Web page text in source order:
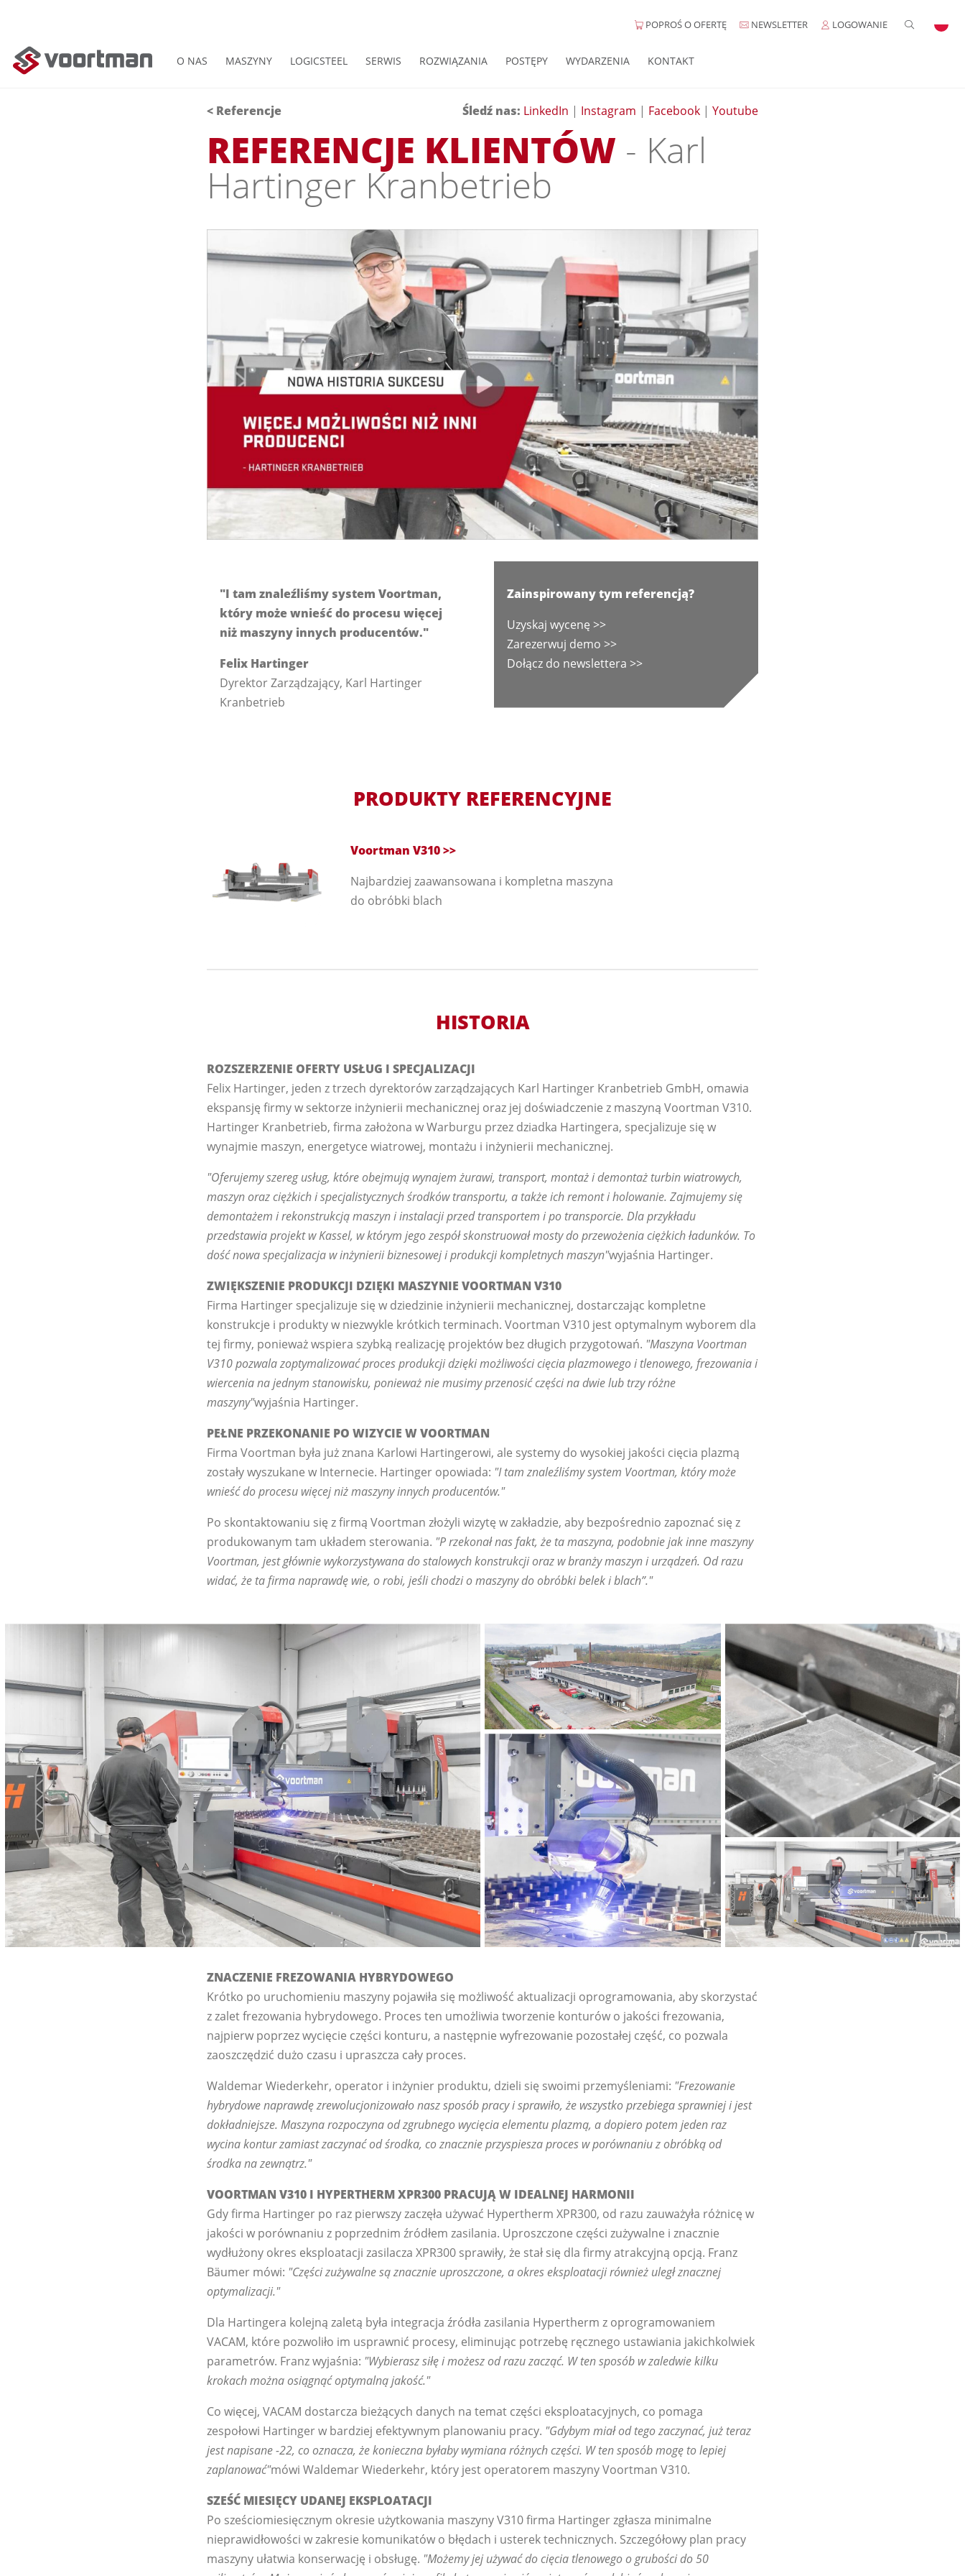
POPROŚ O OFERTĘ NEWSLETTER LOGOWANIE
O NAS MASZYNY LOGICSTEEL SERWIS ROZWIĄZANIA POSTĘPY WYDARZENIA KONTAKT
< Referencje Śledź nas: LinkedIn | Instagram | Facebook | Youtube
REFERENCJE KLIENTÓW - Karl
Hartinger Kranbetrieb
"I tam znaleźliśmy system Voortman,
który może wnieść do procesu więcej
niż maszyny innych producentów."
Felix Hartinger
Dyrektor Zarządzający, Karl Hartinger
Kranbetrieb
Zainspirowany tym referencją?
Uzyskaj wycenę >>
Zarezerwuj demo >>
Dołącz do newslettera >>
PRODUKTY REFERENCYJNE
Voortman V310 >>
Najbardziej zaawansowana i kompletna maszyna
do obróbki blach
HISTORIA
ROZSZERZENIE OFERTY USŁUG I SPECJALIZACJI
Felix Hartinger, jeden z trzech dyrektorów zarządzających Karl Hartinger Kranbetrieb GmbH, omawia
ekspansję firmy w sektorze inżynierii mechanicznej oraz jej doświadczenie z maszyną Voortman V310.
Hartinger Kranbetrieb, firma założona w Warburgu przez dziadka Hartingera, specjalizuje się w
wynajmie maszyn, energetyce wiatrowej, montażu i inżynierii mechanicznej.
"Oferujemy szereg usług, które obejmują wynajem żurawi, transport, montaż i demontaż turbin wiatrowych,
maszyn oraz ciężkich i specjalistycznych środków transportu, a także ich remont i holowanie. Zajmujemy się
demontażem i rekonstrukcją maszyn i instalacji przed transportem i po transporcie. Dla przykładu
przedstawia projekt w Kassel, w którym jego zespół skonstruował mosty do przewożenia ciężkich ładunków. To
dość nowa specjalizacja w inżynierii biznesowej i produkcji kompletnych maszyn"wyjaśnia Hartinger.
ZWIĘKSZENIE PRODUKCJI DZIĘKI MASZYNIE VOORTMAN V310
Firma Hartinger specjalizuje się w dziedzinie inżynierii mechanicznej, dostarczając kompletne
konstrukcje i produkty w niezwykle krótkich terminach. Voortman V310 jest optymalnym wyborem dla
tej firmy, ponieważ wspiera szybką realizację projektów bez długich przygotowań. "Maszyna Voortman
V310 pozwala zoptymalizować proces produkcji dzięki możliwości cięcia plazmowego i tlenowego, frezowania i
wiercenia na jednym stanowisku, ponieważ nie musimy przenosić części na dwie lub trzy różne
maszyny"wyjaśnia Hartinger.
PEŁNE PRZEKONANIE PO WIZYCIE W VOORTMAN
Firma Voortman była już znana Karlowi Hartingerowi, ale systemy do wysokiej jakości cięcia plazmą
zostały wyszukane w Internecie. Hartinger opowiada: "I tam znaleźliśmy system Voortman, który może
wnieść do procesu więcej niż maszyny innych producentów."
Po skontaktowaniu się z firmą Voortman złożyli wizytę w zakładzie, aby bezpośrednio zapoznać się z
produkowanym tam układem sterowania. "P rzekonał nas fakt, że ta maszyna, podobnie jak inne maszyny
Voortman, jest głównie wykorzystywana do stalowych konstrukcji oraz w branży maszyn i urządzeń. Od razu
widać, że ta firma naprawdę wie, o robi, jeśli chodzi o maszyny do obróbki belek i blach”."
ZNACZENIE FREZOWANIA HYBRYDOWEGO
Krótko po uruchomieniu maszyny pojawiła się możliwość aktualizacji oprogramowania, aby skorzystać
z zalet frezowania hybrydowego. Proces ten umożliwia tworzenie konturów o jakości frezowania,
najpierw poprzez wycięcie części konturu, a następnie wyfrezowanie pozostałej część, co pozwala
zaoszczędzić dużo czasu i upraszcza cały proces.
Waldemar Wiederkehr, operator i inżynier produktu, dzieli się swoimi przemyśleniami: "Frezowanie
hybrydowe naprawdę zrewolucjonizowało nasz sposób pracy i sprawiło, że wszystko przebiega sprawniej i jest
dokładniejsze. Maszyna rozpoczyna od zgrubnego wycięcia elementu plazmą, a dopiero potem jeden raz
wycina kontur zamiast zaczynać od środka, co znacznie przyspiesza proces w porównaniu z obróbką od
środka na zewnątrz."
VOORTMAN V310 I HYPERTHERM XPR300 PRACUJĄ W IDEALNEJ HARMONII
Gdy firma Hartinger po raz pierwszy zaczęła używać Hypertherm XPR300, od razu zauważyła różnicę w
jakości w porównaniu z poprzednim źródłem zasilania. Uproszczone części zużywalne i znacznie
wydłużony okres eksploatacji zasilacza XPR300 sprawiły, że stał się dla firmy atrakcyjną opcją. Franz
Bäumer mówi: "Części zużywalne są znacznie uproszczone, a okres eksploatacji również uległ znacznej
optymalizacji."
Dla Hartingera kolejną zaletą była integracja źródła zasilania Hypertherm z oprogramowaniem
VACAM, które pozwoliło im usprawnić procesy, eliminując potrzebę ręcznego ustawiania jakichkolwiek
parametrów. Franz wyjaśnia: "Wybierasz siłę i możesz od razu zacząć. W ten sposób w zaledwie kilku
krokach można osiągnąć optymalną jakość."
Co więcej, VACAM dostarcza bieżących danych na temat części eksploatacyjnych, co pomaga
zespołowi Hartinger w bardziej efektywnym planowaniu pracy. "Gdybym miał od tego zaczynać, już teraz
jest napisane -22, co oznacza, że konieczna byłaby wymiana różnych części. W ten sposób mogę to lepiej
zaplanować"mówi Waldemar Wiederkehr, który jest operatorem maszyny Voortman V310.
SZEŚĆ MIESIĘCY UDANEJ EKSPLOATACJI
Po sześciomiesięcznym okresie użytkowania maszyny V310 firma Hartinger zgłasza minimalne
nieprawidłowości w zakresie komunikatów o błędach i usterek technicznych. Szczegółowy plan pracy
maszyny ułatwia konserwację i obsługę. "Możemy jej używać do cięcia tlenowego o grubości do 50